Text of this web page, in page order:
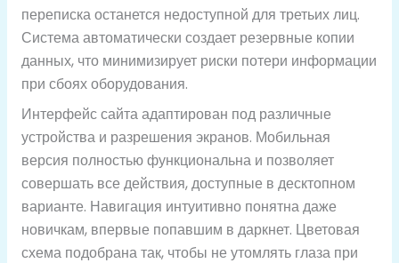
переписка останется недоступной для третьих лиц.
Система автоматически создает резервные копии
данных, что минимизирует риски потери информации
при сбоях оборудования.
Интерфейс сайта адаптирован под различные
устройства и разрешения экранов. Мобильная
версия полностью функциональна и позволяет
совершать все действия, доступные в десктопном
варианте. Навигация интуитивно понятна даже
новичкам, впервые попавшим в даркнет. Цветовая
схема подобрана так, чтобы не утомлять глаза при